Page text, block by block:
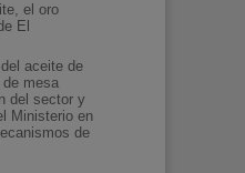
el oro
El
aceite de
mesa
del sector y
Ministerio en
de